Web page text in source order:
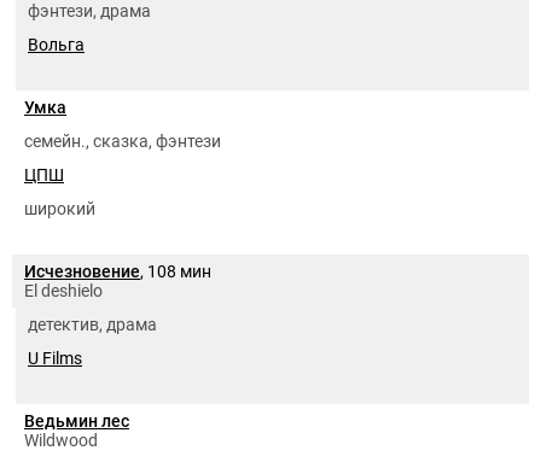
фэнтези, драма
Вольга
Умка
семейн., сказка, фэнтези
ЦПШ
широкий
Исчезновение, 108 мин
El deshielo
детектив, драма
U Films
Ведьмин лес
Wildwood